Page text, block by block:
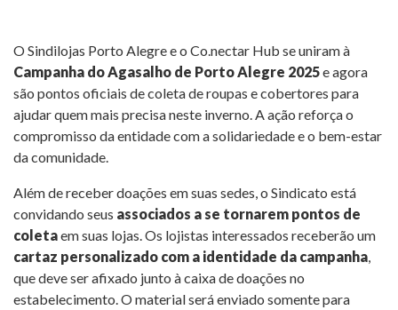
O Sindilojas Porto Alegre e o Co.nectar Hub se uniram à
Campanha do Agasalho de Porto Alegre 2025e agora
são pontos oficiais de coleta de roupas e cobertores para
ajudar quem mais precisa neste inverno. A ação reforça o
compromisso da entidade com a solidariedade e o bem-estar
da comunidade.
Além de receber doações em suas sedes, o Sindicato está
convidando seus associados a se tornarem pontos de
coletaem suas lojas. Os lojistas interessados receberão um
cartaz personalizado com a identidade da campanha,
que deve ser afixado junto à caixa de doações no
estabelecimento. O material será enviado somente para